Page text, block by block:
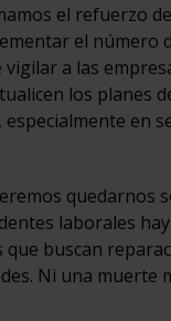
el refuerzo
el número
a las
los planes
en
quedarnos
laborales
que buscan
Ni una muerte